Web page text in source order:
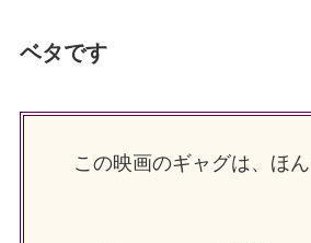
ベタです
この映画のギャグは、ほん